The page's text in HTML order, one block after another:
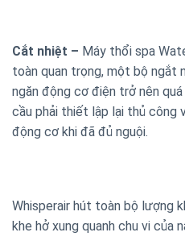
Cắt nhiệt – Máy thổi spa
toàn quan trọng, một bộ ngắt
ngăn động cơ điện trở nên
cầu phải thiết lập lại thủ công
động cơ khi đã đủ nguội.
Whisperair hút toàn bộ lượng
khe hở xung quanh chu vi của